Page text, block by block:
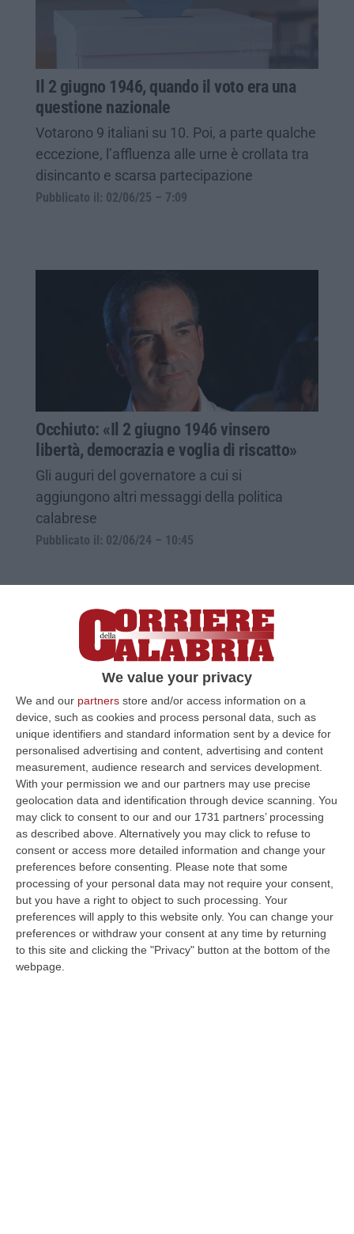
We value your privacy
We and our partners store and/or access information on a
device, such as cookies and process personal data, such as
unique identifiers and standard information sent by a device for
personalised advertising and content, advertising and content
measurement, audience research and services development.
With your permission we and our partners may use precise
geolocation data and identification through device scanning. You
may click to consent to our and our 1731 partners’ processing
as described above. Alternatively you may click to refuse to
consent or access more detailed information and change your
preferences before consenting. Please note that some
processing of your personal data may not require your consent,
but you have a right to object to such processing. Your
preferences will apply to this website only. You can change your
preferences or withdraw your consent at any time by returning
to this site and clicking the "Privacy" button at the bottom of the
webpage.
Il 2 giugno 1946, quando il voto era una
questione nazionale
Votarono 9 italiani su 10. Poi, a parte qualche
eccezione, l’affluenza alle urne è crollata tra
disincanto e scarsa partecipazione
Pubblicato il: 02/06/25 – 7:09
Occhiuto: «Il 2 giugno 1946 vinsero
libertà, democrazia e voglia di riscatto»
Gli auguri del governatore a cui si
aggiungono altri messaggi della politica
calabrese
Pubblicato il: 02/06/24 – 10:45
2 giugno, ecco la storia della Festa della
Repubblica
Nel 1946 gli italiani la scelsero con il
referendum
Pubblicato il: 02/06/24 – 9:27